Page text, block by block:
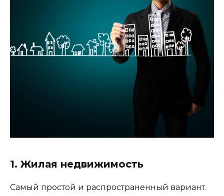
1. Жилая недвижимость
Самый простой и распространенный вариант.